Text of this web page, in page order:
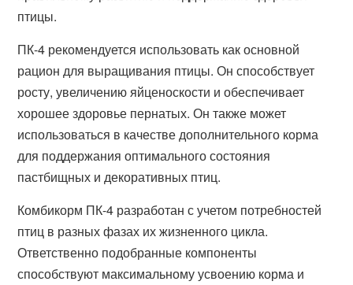
птицы.
ПК-4 рекомендуется использовать как основной
рацион для выращивания птицы. Он способствует
росту, увеличению яйценоскости и обеспечивает
хорошее здоровье пернатых. Он также может
использоваться в качестве дополнительного корма
для поддержания оптимального состояния
пастбищных и декоративных птиц.
Комбикорм ПК-4 разработан с учетом потребностей
птиц в разных фазах их жизненного цикла.
Ответственно подобранные компоненты
способствуют максимальному усвоению корма и